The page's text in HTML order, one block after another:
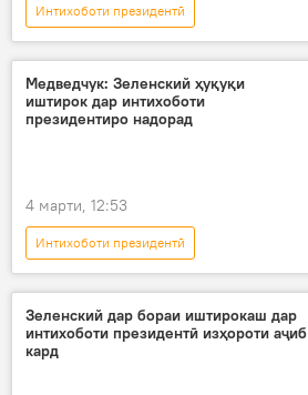
Интихоботи президентӣ
Украина
амалиёти вижа
фармондеҳ
Медведчук: Зеленский ҳуқуқи
иштирок дар интихоботи
президентиро надорад
4 марти, 12:53
Интихоботи президентӣ
Владимир Зеленский
интихобот
Зеленский дар бораи иштирокаш дар
интихоботи президентӣ изҳороти аҷиб
кард